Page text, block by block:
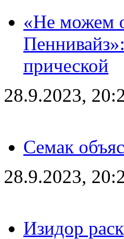
«Не можем
прической
28.9.2023,
Семак
28.9.2023,
Изидор